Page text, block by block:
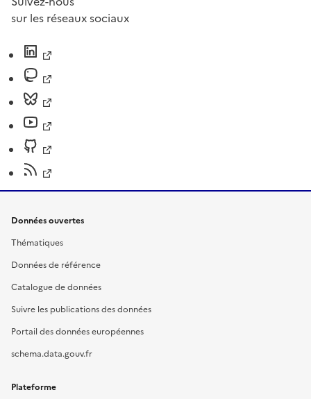
sur les réseaux sociaux
Données ouvertes
Thématiques
Données de référence
Catalogue de données
Suivre les publications des données
Portail des données européennes
schema.data.gouv.fr
Plateforme